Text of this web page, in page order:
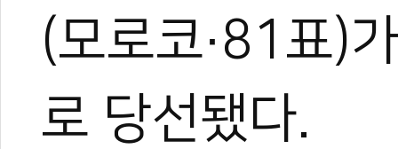
(모로코·81표)
로 당선됐다.